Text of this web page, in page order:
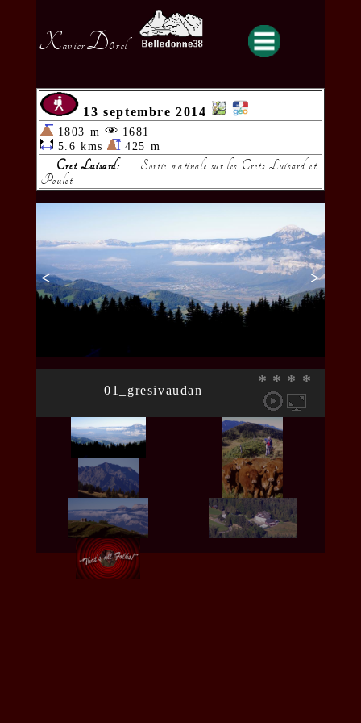
XavierDorel
13 septembre 2014
1803 m
1681
5.6 kms
425 m
Cret Luisard:
Sortie matinale sur les Crets Luisard et
Poulet
< >
* * * *
01_gresivaudan